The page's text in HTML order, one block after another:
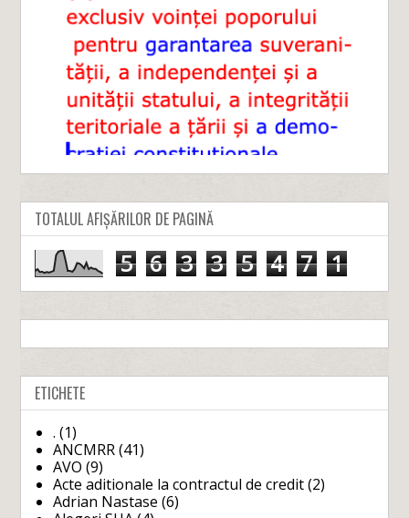
TOTALUL AFIȘĂRILOR DE PAGINĂ
5 6 3 3 5 4 7 1
ETICHETE
. (1)
ANCMRR (41)
AVO (9)
Acte aditionale la contractul de credit (2)
Adrian Nastase (6)